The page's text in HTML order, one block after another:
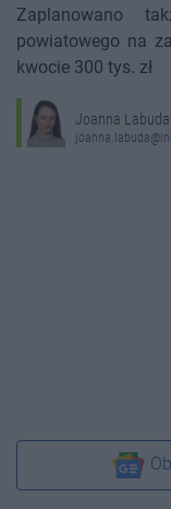
Zaplanowano
powiatowego na
kwocie 300 tys. zł
Joanna Labuda